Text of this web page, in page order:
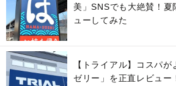
美」SNSでも大絶賛！
ューしてみた
【トライアル】コスパ
ゼリー」を正直レビュー